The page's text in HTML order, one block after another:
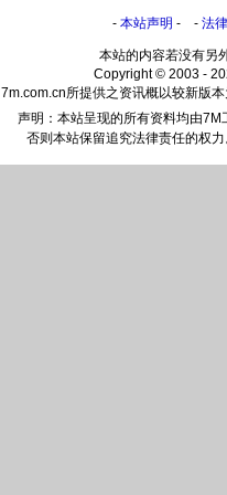
- 本站声明 - - 法
本站的内容若没有另
Copyright © 2003 -
7m.com.cn所提供之资讯概以较新版
声明：本站呈现的所有资料均由7M
否则本站保留追究法律责任的权